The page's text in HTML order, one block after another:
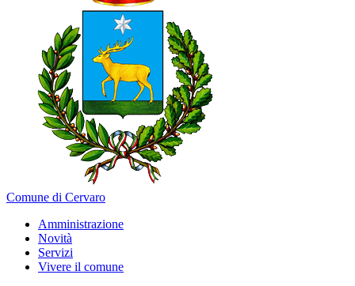
Comune di Cervaro
Amministrazione
Novità
Servizi
Vivere il comune